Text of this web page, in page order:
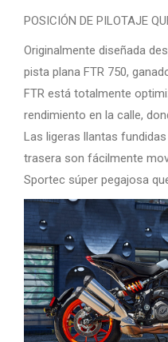
POSICIÓN DE PILOTAJE
Originalmente diseñada
pista plana FTR 750,
FTR está totalmente
rendimiento en la calle,
Las ligeras llantas
trasera son fácilmente
Sportec súper pegajosa